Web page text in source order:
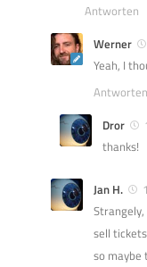
Antworten
Werner
Yeah, I
Antworten
Dror
thanks!
Jan H.
sell
so maybe